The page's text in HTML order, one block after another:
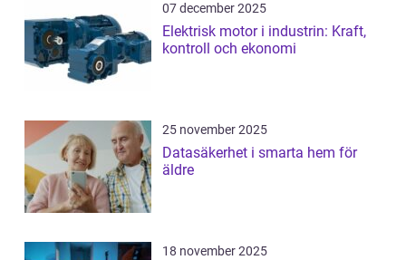
07 december 2025
Elektrisk motor i industrin: Kraft,
kontroll och ekonomi
25 november 2025
Datasäkerhet i smarta hem för
äldre
18 november 2025